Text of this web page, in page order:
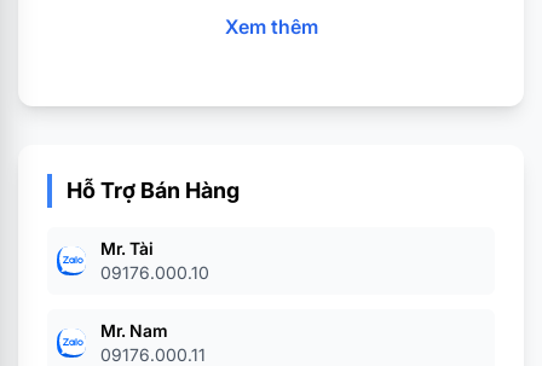
cắm
& SDD
HDD x1 / 2.5’’ SSDx2
cắm
7 khe
Xem thêm
Hỗ Trợ Bán Hàng
Mr. Tài
09176.000.10
Mr. Nam
09176.000.11